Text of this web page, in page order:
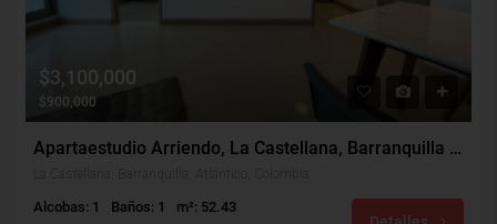
$3,100,000
$900,000
Apartaestudio Arriendo, La Castellana, Barranquilla (31585)
Alcobas: 1 Baños: 1
m²: 52.43